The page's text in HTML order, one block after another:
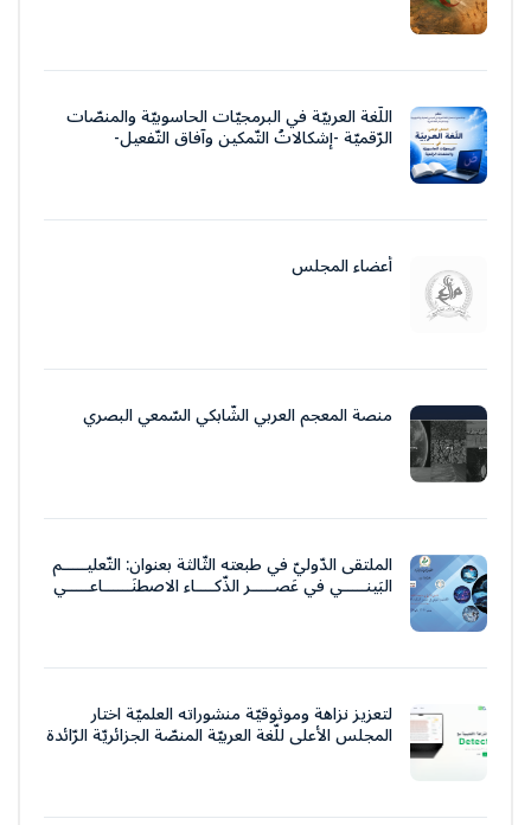
اللّغة العربيّة في البرمجيّات الحاسوبيّة والمنصّات
الرّقميّة -إشكالاتُ التّمكين وآفاق التّفعيل-
أعضاء المجلس
منصة المعجم العربي الشّابكي السّمعي البصري
الملتقى الدّوليّ في طبعته الثّالثة بعنوان: التّعليـــــم
البَينـــــي في عَصـــــر الذّكــــاء الاصطنَــــــاعـــــي
لتعزيز نزاهة وموثوقيّة منشوراته العلميّة اختار
المجلس الأعلى للّغة العربيّة المنصّة الجزائريّة الرّائدة